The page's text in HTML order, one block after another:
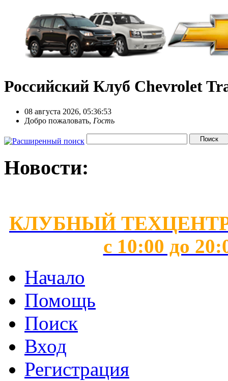
Российский Клуб Chevrolet
08 августа 2026, 05:36:53
Добро пожаловать, Гость
Новости:
КЛУБНЫЙ
с 10:00 до
Начало
Помощь
Поиск
Вход
Регистрация